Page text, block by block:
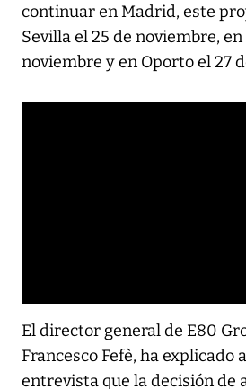
continuar en Madrid, este
Sevilla el 25 de noviembre,
noviembre y en Oporto el 27
El director general de E80
Francesco Fefè, ha explicado
entrevista que la decisión de